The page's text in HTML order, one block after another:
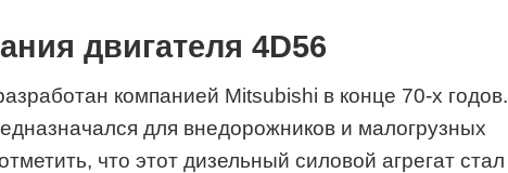
двигателя 4D56
компанией Mitsubishi в конце 70-х годов.
для внедорожников и малогрузных
что этот дизельный силовой агрегат стал